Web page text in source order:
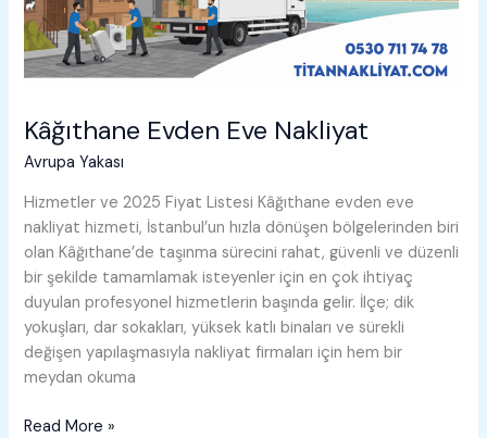
Kâğıthane Evden Eve Nakliyat
Avrupa Yakası
Hizmetler ve 2025 Fiyat Listesi Kâğıthane evden eve
nakliyat hizmeti, İstanbul’un hızla dönüşen bölgelerinden biri
olan Kâğıthane’de taşınma sürecini rahat, güvenli ve düzenli
bir şekilde tamamlamak isteyenler için en çok ihtiyaç
duyulan profesyonel hizmetlerin başında gelir. İlçe; dik
yokuşları, dar sokakları, yüksek katlı binaları ve sürekli
değişen yapılaşmasıyla nakliyat firmaları için hem bir
meydan okuma
Kâğıthane
Read More »